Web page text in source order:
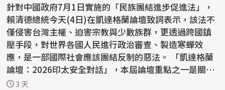
針對中國政府7月1日實施的「民族團結進步促進法」，
賴清德總統今天(4日)在凱達格蘭論壇致詞表示，該法不
僅侵害台灣主權、迫害宗教與少數族群，更透過跨國鎮
壓手段，對世界各國人民進行政治審查、製造寒蟬效
應，是一部國際社會應該團結反制的惡法。 「凱達格蘭
論壇：2026印太安全對話」，本屆論壇重點之一是關切
中國...
3 天